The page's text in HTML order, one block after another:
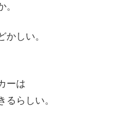
。
かしい。
ーは
るらしい。